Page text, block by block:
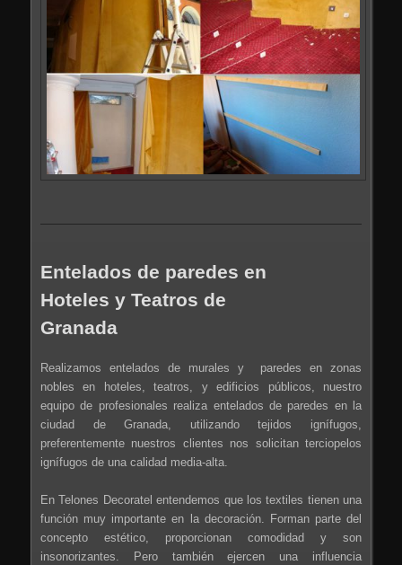
Entelados de paredes en
Hoteles y Teatros de
Granada
Realizamos entelados de murales y paredes en zonas
nobles en hoteles, teatros, y edificios públicos, nuestro
equipo de profesionales realiza entelados de paredes en la
ciudad de Granada, utilizando tejidos ignífugos,
preferentemente nuestros clientes nos solicitan terciopelos
ignífugos de una calidad media-alta.
En Telones Decoratel entendemos que los textiles tienen una
función muy importante en la decoración. Forman parte del
concepto estético, proporcionan comodidad y son
insonorizantes. Pero también ejercen una influencia